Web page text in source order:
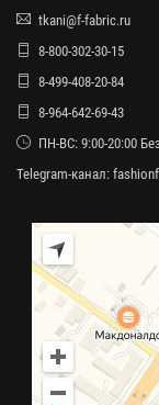
tkani@f-fabric.ru
8-800-302-30-15
8-499-408-20-84
8-964-642-69-43
ПН-ВС: 9:00-20:00
Telegram-канал: